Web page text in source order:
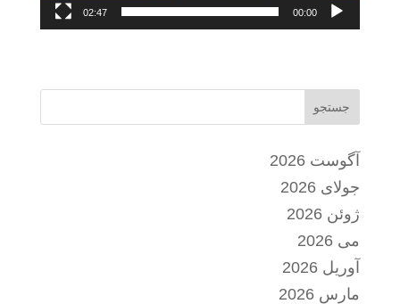
00:00
02:47
جستجو
آگوست 2026
جولای 2026
ژوئن 2026
می 2026
آوریل 2026
مارس 2026